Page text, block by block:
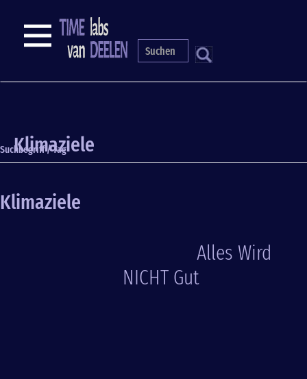
S
NAVIGATION
Klimaziele
Suchbegriff / Tag
Klimaziele
Alles Wird
NICHT Gut